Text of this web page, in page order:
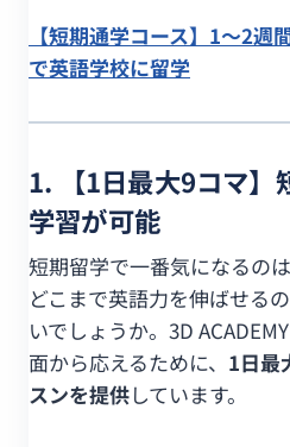
【短期通学コース】1〜2週
で英語学校に留学
1. 【1日最大9コマ】
学習が可能
短期留学で一番気になるの
どこまで英語力を伸ばせる
いでしょうか。3D
面から応えるために、 1日最
スンを提供しています。